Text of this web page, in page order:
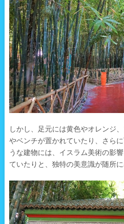
しかし、足元には黄色やオレンジ
やベンチが置かれていたり、さら
うな建物には、イスラム美術の影
ていたりと、独特の美意識が随所に